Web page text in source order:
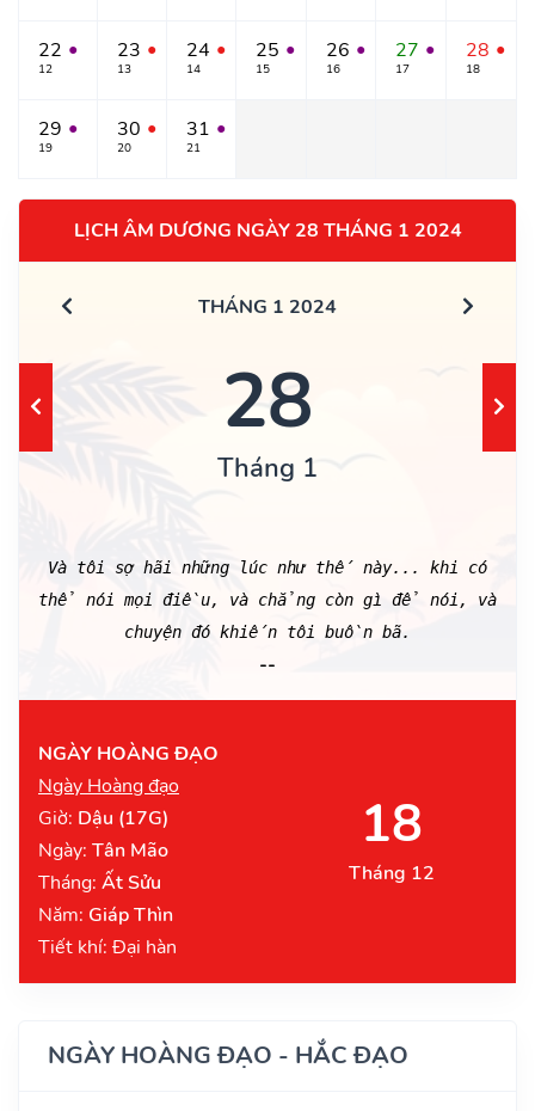
22 ●
12
23 ●
13
24 ●
14
25 ●
15
26 ●
16
27 ●
17
28 ●
18
29 ●
19
30 ●
20
31 ●
21
LỊCH ÂM DƯƠNG NGÀY 28 THÁNG 1 2024
THÁNG 1 2024
28
Tháng 1
Và tôi sợ hãi những lúc như thế này... khi có
thể nói mọi điều, và chẳng còn gì để nói, và
chuyện đó khiến tôi buồn bã.
--
NGÀY HOÀNG ĐẠO
Ngày Hoàng đạo
Giờ: Dậu (17G)
Ngày: Tân Mão
Tháng: Ất Sửu
Năm: Giáp Thìn
Tiết khí: Đại hàn
18
Tháng 12
NGÀY HOÀNG ĐẠO - HẮC ĐẠO